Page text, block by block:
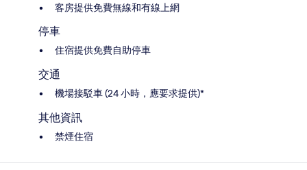
客房提供免費無線和有線上網
停車
住宿提供免費自助停車
交通
機場接駁車 (24 小時，應要求提供)*
其他資訊
禁煙住宿